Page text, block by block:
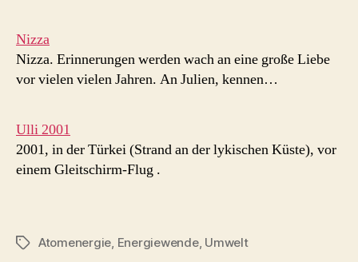
Nizza
Nizza. Erinnerungen werden wach an eine große Liebe
vor vielen vielen Jahren. An Julien, kennen…
Ulli 2001
2001, in der Türkei (Strand an der lykischen Küste), vor
einem Gleitschirm-Flug .
Schlagwörter
Atomenergie, Energiewende, Umwelt